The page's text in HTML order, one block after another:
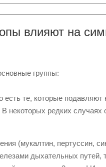
влияют на
группы:
есть те, которые
некоторых редких
(мукалтин, пертуссин,
дыхательных путей,